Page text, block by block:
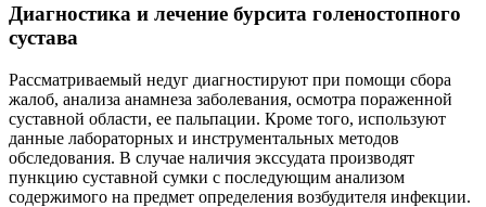
Диагностика и лечение бурсита голеностопного
сустава
Рассматриваемый недуг диагностируют при помощи сбора
жалоб, анализа анамнеза заболевания, осмотра пораженной
суставной области, ее пальпации. Кроме того, используют
данные лабораторных и инструментальных методов
обследования. В случае наличия экссудата производят
пункцию суставной сумки с последующим анализом
содержимого на предмет определения возбудителя инфекции.